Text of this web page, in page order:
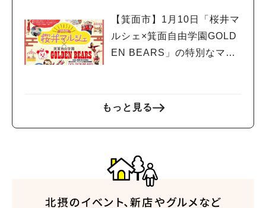
【箕面市】1月10日「桜井マ
ルシェ×箕面自由学園GOLD
EN BEARS」の特別なマル
もっと見る